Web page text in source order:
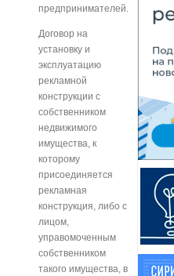
предпринимателей.
Договор на
установку и
эксплуатацию
рекламной
конструкции с
собственником
недвижимого
имущества, к
которому
присоединяется
рекламная
конструкция, либо с
лицом,
управомоченным
собственником
такого имущества, в